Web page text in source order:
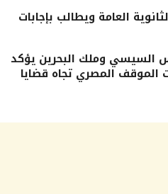
العامة ويطالب بإجابات
السيسي وملك البحرين يؤكد
الموقف المصري تجاه قضايا